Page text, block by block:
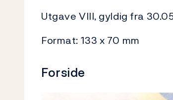
Utgave VIII, gyldig fra
Format: 133 x 70 mm
Forside